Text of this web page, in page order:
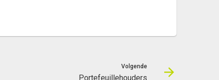
Volgende
Portefeuillehouders